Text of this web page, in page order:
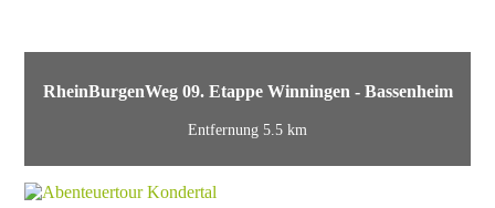
RheinBurgenWeg 09. Etappe Winningen - Bassenheim
Entfernung 5.5 km